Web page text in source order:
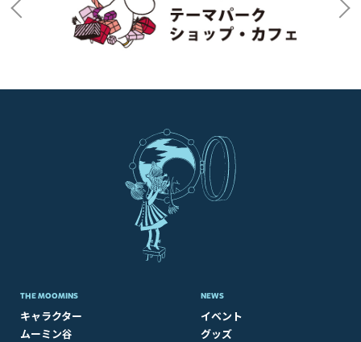
THE MOOMINS
キャラクター
ムーミン谷
NEWS
イベント
グッズ